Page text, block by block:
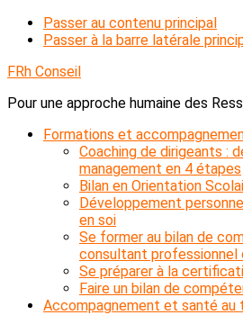
Passer au contenu principal
Passer à la barre latérale
FRh Conseil
Pour une approche humaine des
Formations et
Coaching de dirigeants :
management en 4 étapes
Bilan en Orientation
Développement
en soi
Se former au bilan de
consultant professionnel
Se préparer à la
Faire un bilan de
Accompagnement et santé au